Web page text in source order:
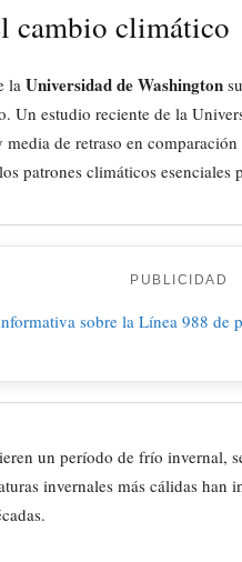
cambio climático
la Universidad de Washington
Un estudio reciente de la
de retraso en
patrones climáticos
PUBLICIDAD
un período de frío invernal,
invernales más cálidas